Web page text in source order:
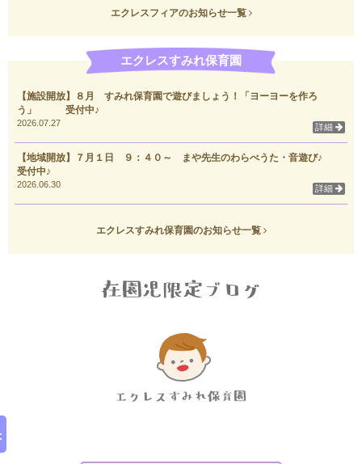
エクレスフィアのお知らせ一覧
エクレスすみれ保育園
【施設開放】８月 すみれ保育園で遊びましょう！「ヨーヨーを作ろ
う」 受付中♪
2026.07.27 詳細
【地域開放】７月１日 ９：４０～ まや先生のわらべうた・音遊び♪
受付中♪
2026.06.30 詳細
エクレスすみれ保育園のお知らせ一覧